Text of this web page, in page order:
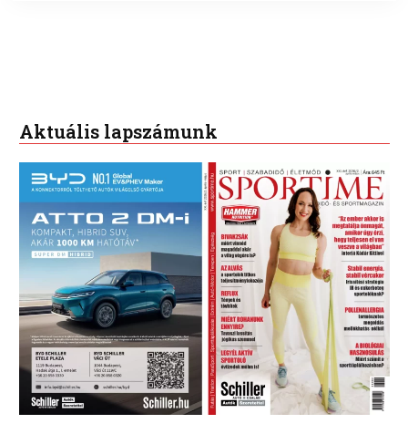
Aktuális lapszámunk